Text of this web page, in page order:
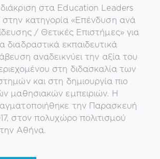
στα Education Leaders
στην κατηγορία «Επένδυση ανά
/ Θετικές Επιστήμες» για
διαδραστικά εκπαιδευτικά
αναδεικνύει την αξία του
στη διδασκαλία των
και στη δημιουργία πιο
μαθησιακών εμπειριών. Η
την Παρασκευή
στον πολυχώρο πολιτισμού
Αθήνα.